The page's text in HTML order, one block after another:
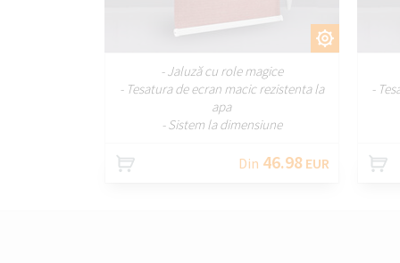
- Jaluză cu role magice
- Tesatura de ecran macic rezistenta la
apa
- Sistem la dimensiune
Din 46.98EUR
-